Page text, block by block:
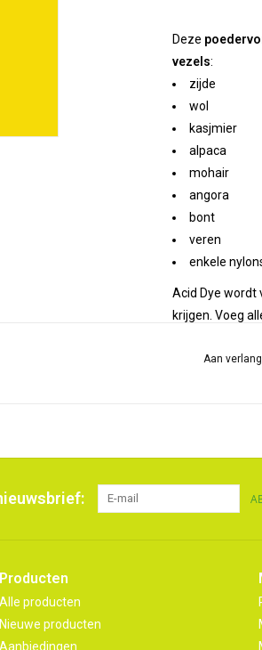
Deze
vezels:
zijde
wol
kasjmier
alpaca
mohair
angora
bont
veren
enkele
Acid Dye wordt
krijgen. Voeg
"Maak je eigen
Voor meer
Aan
Producten
Alle producten
Nieuwe producten
Aanbiedingen